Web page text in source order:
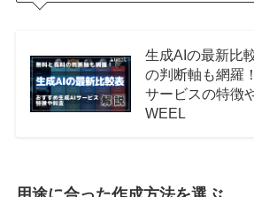
生成AIの最新比
の判断軸も網羅
サービスの特徴
WEEL